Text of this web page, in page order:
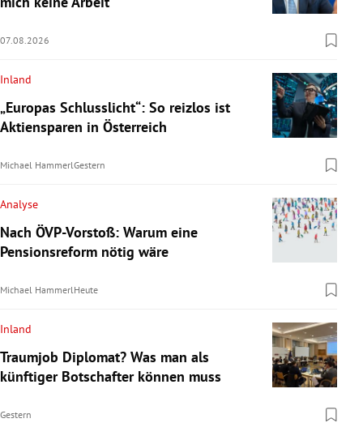
07.08.2026
Inland
„Europas Schlusslicht“: So reizlos ist
Aktiensparen in Österreich
Michael HammerlGestern
Analyse
Nach ÖVP-Vorstoß: Warum eine
Pensionsreform nötig wäre
Michael HammerlHeute
Inland
Traumjob Diplomat? Was man als
künftiger Botschafter können muss
Gestern